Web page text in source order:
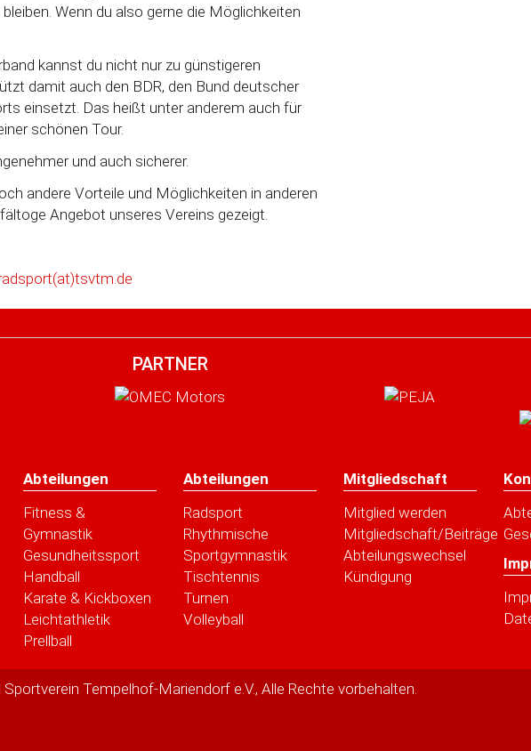
Wenn du also gerne die Möglichkeiten
kannst du nicht nur zu günstigeren
damit auch den BDR, den Bund deutscher
einsetzt. Das heißt unter anderem auch für
schönen Tour.
und auch sicherer.
andere Vorteile und Möglichkeiten in anderen
Angebot unseres Vereins gezeigt.
PARTNER
Abteilungen
Fitness &
Gymnastik
Gesundheitssport
Handball
Karate & Kickboxen
Leichtathletik
Prellball
Abteilungen
Radsport
Rhythmische
Sportgymnastik
Tischtennis
Turnen
Volleyball
Mitgliedschaft
Mitglied werden
Mitgliedschaft/Beiträge
Abteilungswechsel
Kündigung
Tempelhof-Mariendorf e.V., Alle Rechte vorbehalten.